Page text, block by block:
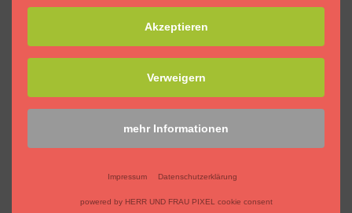
Akzeptieren
Verweigern
mehr Informationen
Impressum Datenschutzerklärung
powered by HERR UND FRAU PIXEL cookie consent